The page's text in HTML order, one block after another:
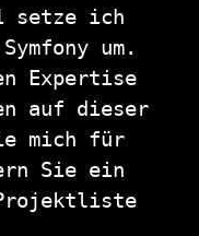
setze ich
um.
Expertise
auf dieser
mich für
Sie ein